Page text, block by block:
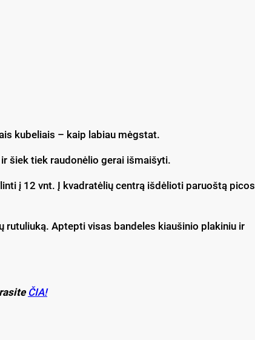
kubeliais – kaip labiau mėgstat.
šiek tiek raudonėlio gerai išmaišyti.
į 12 vnt. Į kvadratėlių centrą išdėlioti paruoštą picos
Aptepti visas bandeles kiaušinio plakiniu ir
ČIA!